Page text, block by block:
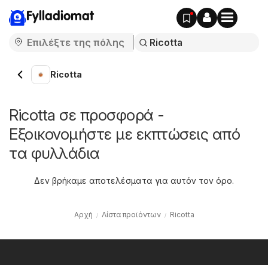
Fylladiomat
Ricotta
Ricotta σε προσφορά -
Εξοικονομήστε με εκπτώσεις από
τα φυλλάδια
Δεν βρήκαμε αποτελέσματα για αυτόν τον όρο.
Αρχή Λίστα προϊόντων Ricotta